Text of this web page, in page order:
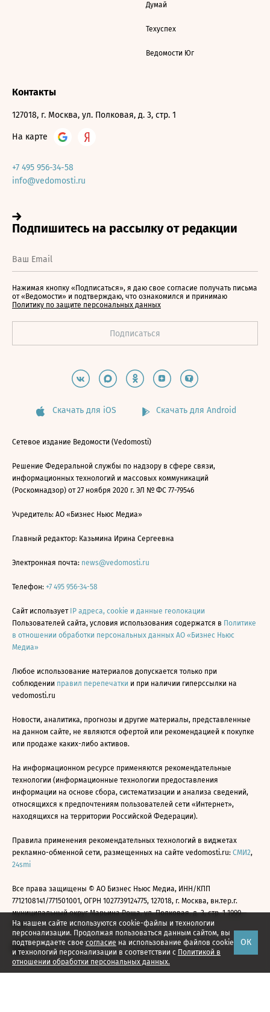
На нашем сайте используются cookie-файлы и технологии
персонализации. Продолжая пользоваться данным сайтом, вы
подтверждаете свое согласие на использование файлов cookie
и технологий персонализации в соответствии с Политикой в
отношении обработки персональных данных.
ОК
Думай
Техуспех
Ведомости Юг
Контакты
127018, г. Москва, ул. Полковая, д. 3, стр. 1
На карте
+7 495 956-34-58
info@vedomosti.ru
Нажимая кнопку «Подписаться», я даю свое согласие получать письма
от «Ведомости» и подтверждаю, что ознакомился и принимаю
Политику по защите персональных данных
Скачать для iOS Скачать для Android
Сетевое издание Ведомости (Vedomosti)
Решение Федеральной службы по надзору в сфере связи,
информационных технологий и массовых коммуникаций
(Роскомнадзор) от 27 ноября 2020 г. ЭЛ № ФС 77-79546
Учредитель: АО «Бизнес Ньюс Медиа»
Главный редактор: Казьмина Ирина Сергеевна
Электронная почта: news@vedomosti.ru
Телефон: +7 495 956-34-58
Сайт использует IP адреса, cookie и данные геолокации
Пользователей сайта, условия использования содержатся в Политике
в отношении обработки персональных данных АО «Бизнес Ньюс
Медиа»
Любое использование материалов допускается только при
соблюдении правил перепечатки и при наличии гиперссылки на
vedomosti.ru
Новости, аналитика, прогнозы и другие материалы, представленные
на данном сайте, не являются офертой или рекомендацией к покупке
или продаже каких-либо активов.
На информационном ресурсе применяются рекомендательные
технологии (информационные технологии предоставления
информации на основе сбора, систематизации и анализа сведений,
относящихся к предпочтениям пользователей сети «Интернет»,
находящихся на территории Российской Федерации).
Правила применения рекомендательных технологий в виджетах
рекламно-обменной сети, размещенных на сайте vedomosti.ru: СМИ2,
24smi
Все права защищены © АО Бизнес Ньюс Медиа, ИНН/КПП
7712108141/771501001, ОГРН 1027739124775, 127018, г. Москва, вн.тер.г.
муниципальный округ Марьина Роща, ул. Полковая, д. 3, стр. 1 1999—
2026